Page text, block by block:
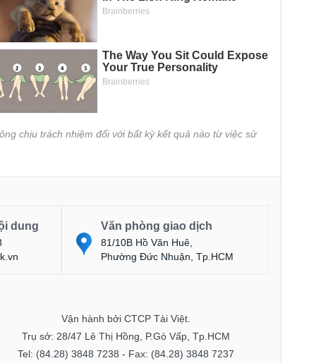
chịu trách nhiệm đối với bất kỳ kết quả nào từ việc sử
dung Văn phòng giao dịch
81/10B Hồ Văn Huê,
Phường Đức Nhuận, Tp.HCM
Vận hành bởi CTCP Tài Việt.
Trụ sở: 28/47 Lê Thị Hồng, P.Gò Vấp, Tp.HCM
Tel: (84.28) 3848 7238 - Fax: (84.28) 3848 7237